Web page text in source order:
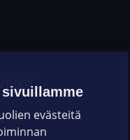
evästeitä